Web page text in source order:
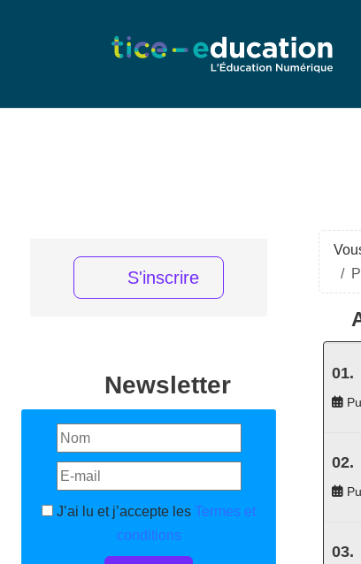
S'inscrire
Newsletter
J’ai lu et j’accepte les Termes et
conditions